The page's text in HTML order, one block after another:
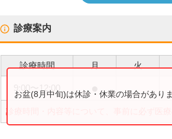
診療案内
診療時間 月 火
9:00 12:00
診療時間・内容等について、事前に必ず医
お盆(8月中旬)は休診・休業の場合があり